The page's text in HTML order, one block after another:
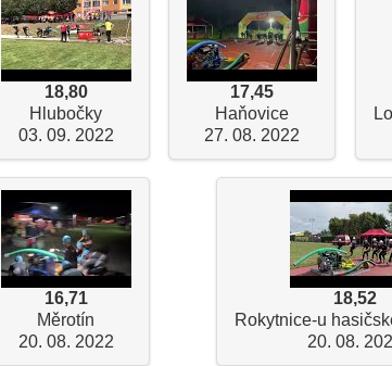
18,80
Hlubočky
03. 09. 2022
17,45
Haňovice
27. 08. 2022
16,71
Měrotín
20. 08. 2022
18,52
Rokytnice-u
20. 08.